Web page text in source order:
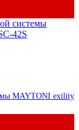
MAYTONI exility